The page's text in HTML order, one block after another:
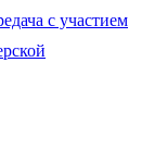
с участием